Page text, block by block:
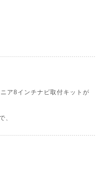
ア8インチナビ取付キットが
、